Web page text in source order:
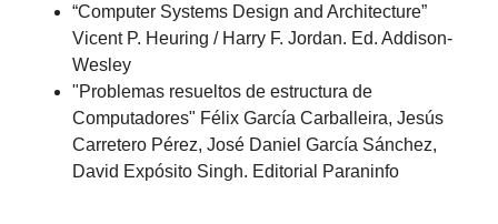
“Computer Systems Design and Architecture”
Vicent P. Heuring / Harry F. Jordan. Ed. Addison-
Wesley
"Problemas resueltos de estructura de
Computadores" Félix García Carballeira, Jesús
Carretero Pérez, José Daniel García Sánchez,
David Expósito Singh. Editorial Paraninfo